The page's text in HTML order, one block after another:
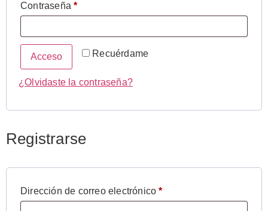
Contraseña*
Recuérdame
Acceso
¿Olvidaste la contraseña?
Registrarse
Dirección de correo electrónico*